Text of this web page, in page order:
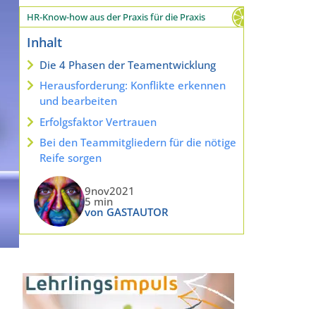
HR-Know-how aus der Praxis für die Praxis
Inhalt
Die 4 Phasen der Teamentwicklung
Herausforderung: Konflikte erkennen
und bearbeiten
Erfolgsfaktor Vertrauen
Bei den Teammitgliedern für die nötige
Reife sorgen
9nov2021
5 min
von GASTAUTOR